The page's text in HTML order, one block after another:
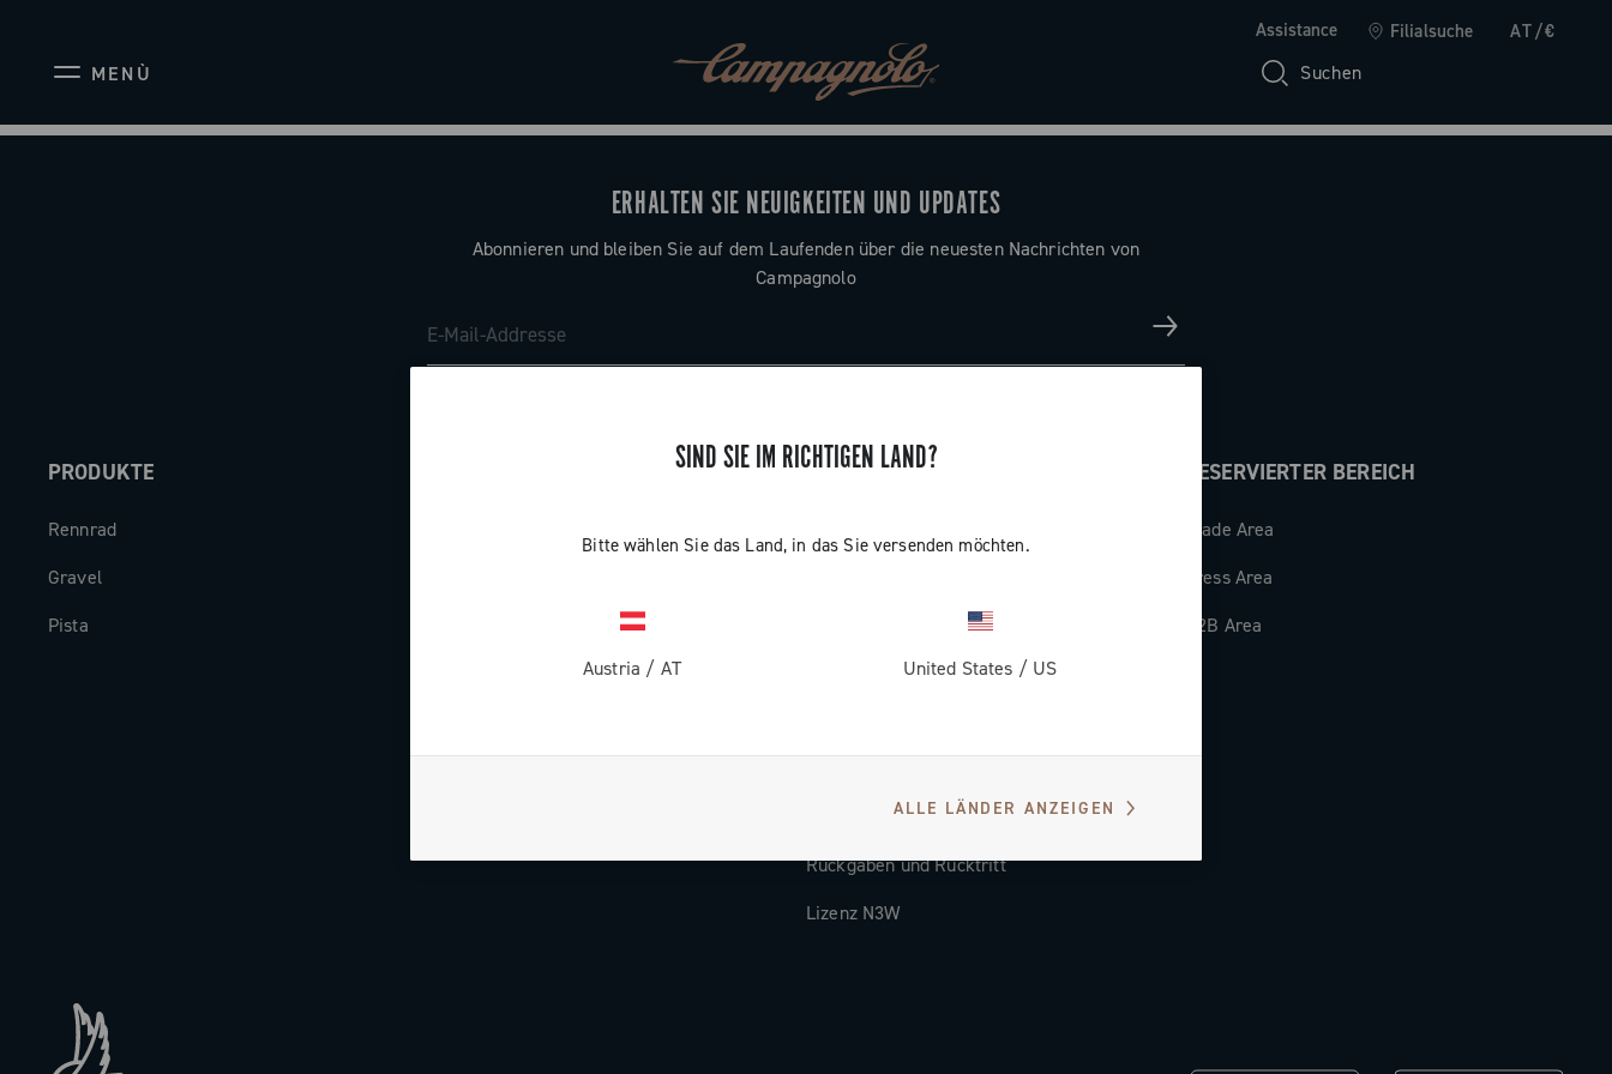
Assistance Filialsuche AT/€
MENÙ Suchen
SIND SIE IM RICHTIGEN LAND?
Bitte wählen Sie das Land, in das Sie versenden möchten.
Austria / AT United States / US
ALLE LÄNDER ANZEIGEN
ERHALTEN SIE NEUIGKEITEN UND UPDATES
Abonnieren und bleiben Sie auf dem Laufenden über die neuesten Nachrichten von
Campagnolo
PRODUKTE
Rennrad
Gravel
Pista
SUPPORT
Versandländer und -zeiten
Rückgaben und Rücktritt
Lizenz N3W
RESERVIERTER BEREICH
Trade Area
Press Area
B2B Area